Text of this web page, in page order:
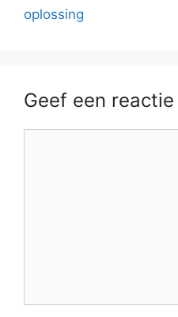
oplossing
Geef een reactie